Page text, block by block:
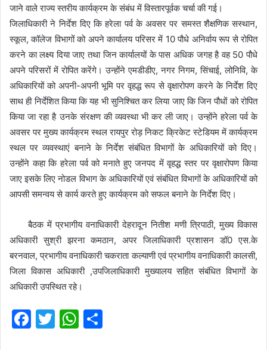
जाने वाले राज्य स्तरीय कार्यक्रम के संबंध में विस्तारपूर्वक चर्चा की गई।
जिलाधिकारी ने निर्देश दिए कि हरेला पर्व के अवसर पर समस्त शैक्षणिक सस्थान,
स्कूल, कॉलेज विभागों को अपने कार्यालय परिसर में 10 पौधे अनिर्वाय रूप से रोपित
करने का लक्ष्य दिया जाए तथा जिन कार्यालयों के पास अधिक जगह है वह 50 पौधे
अपने परिसरों में रोपित करेंगे। उन्होंने एमडीडीए, नगर निगम, सिंचाई, लोनिवि, के
अधिकारियों को अपनी-अपनी भूमि पर वृहद्ध रूप से वृक्षारोपण करने के निर्देश दिए
साथ ही निर्देशित किया कि यह भी सुनिश्चित कर लिया जाए कि जिन पौधों को रोपित
किया जा रहा है उनके संरक्षण की व्यवस्था भी कर ली जाए। उन्होंने हरेला पर्व के
अवसर पर मुख्य कार्यक्रम स्थल रायपुर रोड़ निकट क्रिकेट स्टेडियम में कार्यक्रम
स्थल पर व्यवस्थाएं बनाने के निर्देश संबंधित विभागों के अधिकारियों को दिए।
उन्होंने कहा कि हरेला पर्व को मनाते हुए जनपद में वृहद्ध स्तर पर वृक्षारोपण किया
जाए इसके लिए नोडल विभाग के अधिकारियों एवं संबंधित विभागों के अधिकारियों को
आपसी समन्वय से कार्य करते हुए कार्यक्रम को सफल बनाने के निर्देश दिए।
बैठक में प्रभागीय वनाधिकारी देहरादून नितीश मणी त्रिपाठी, मुख्य विकास
अधिकारी सुश्री झरना कमठान, अपर जिलाधिकारी प्रशासन डॉ0 एस.के
बरनवाल, प्रभागीय वनाधिकारी चकराता कल्याणी एवं प्रभागीय वनाधिकारी कालसी,
जिला विकास अधिकारी ,उपजिलाधिकारी मुख्यालय सहित संबंधित विभागों के
अधिकारी उपस्थित रहे।
F
T
W